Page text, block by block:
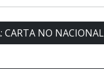
CARTA NO